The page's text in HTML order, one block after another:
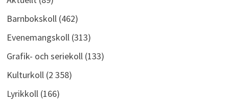
Barnbokskoll(462)
Evenemangskoll(313)
Grafik- och seriekoll(133)
Kulturkoll(2 358)
Lyrikkoll(166)